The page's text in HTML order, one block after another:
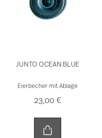
JUNTO OCEAN BLUE
Eierbecher mit Ablage
23,00 €